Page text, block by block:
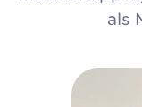
als